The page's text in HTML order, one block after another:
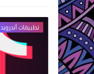
تطبيقات أندرويد